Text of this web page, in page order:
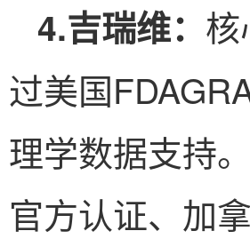
4.吉瑞维：
过美国
理学数据支持
官方认证、加